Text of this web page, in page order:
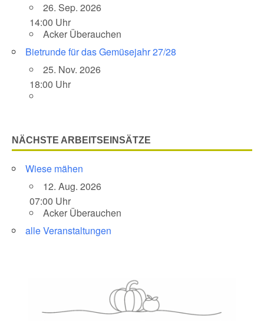
26. Sep. 2026
14:00 Uhr
Acker Überauchen
Bietrunde für das Gemüsejahr 27/28
25. Nov. 2026
18:00 Uhr
NÄCHSTE ARBEITSEINSÄTZE
Wiese mähen
12. Aug. 2026
07:00 Uhr
Acker Überauchen
alle Veranstaltungen